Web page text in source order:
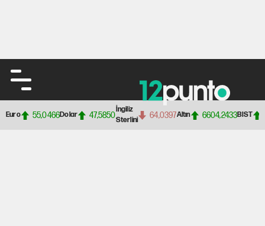
Euro 55,0466Dolar 47,5850
İngiliz
Sterlini
64,0397Altın 6604,2433BIST